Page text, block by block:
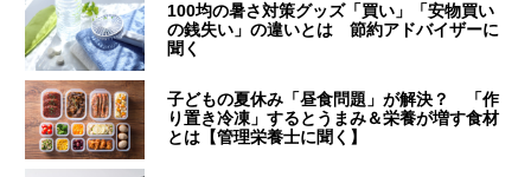
100均の暑さ対策グッズ「買い」「安物買い
の銭失い」の違いとは 節約アドバイザーに
聞く
子どもの夏休み「昼食問題」が解決？ 「作
り置き冷凍」するとうまみ＆栄養が増す食材
とは【管理栄養士に聞く】